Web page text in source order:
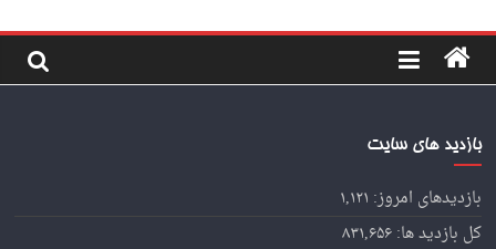
بازدید های سایت
بازدیدهای امروز: ۱,۱۲۱
کل بازدید ها:۸۳۱,۶۵۶